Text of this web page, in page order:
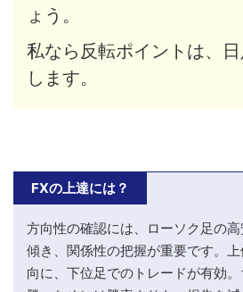
ょう。
私なら反転ポイントは、
します。
FXの上達には？
方向性の確認には、ローソク足の
傾き、関係性の把握が重要です。
向に、下位足でのトレードが有効